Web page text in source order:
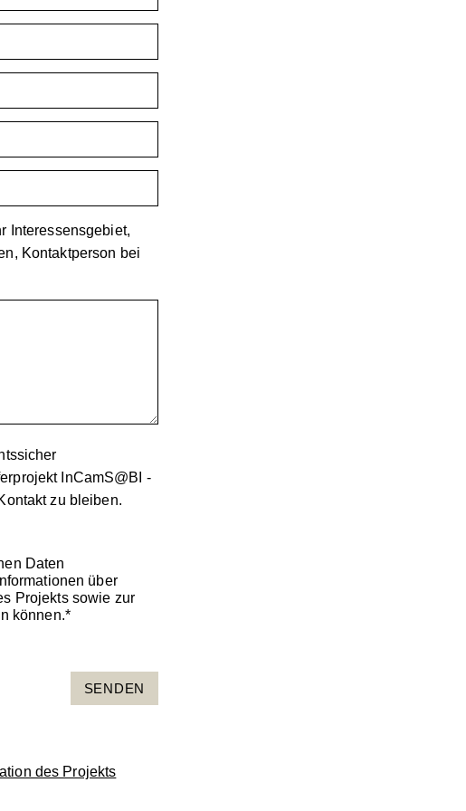
Interessensgebiet,
Kontaktperson bei
InCamS@BI -
zu bleiben.
Daten
über
Projekts sowie zur
können.*
des Projekts